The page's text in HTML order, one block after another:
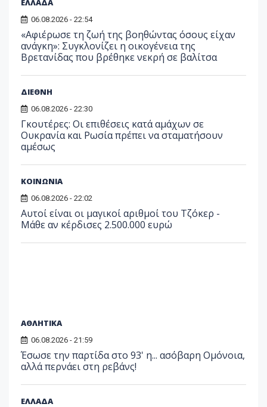
ΕΛΛΑΔΑ
06.08.2026 - 22:54
«Αφιέρωσε τη ζωή της βοηθώντας όσους είχαν
ανάγκη»: Συγκλονίζει η οικογένεια της
Βρετανίδας που βρέθηκε νεκρή σε βαλίτσα
ΔΙΕΘΝΗ
06.08.2026 - 22:30
Γκουτέρες: Οι επιθέσεις κατά αμάχων σε
Ουκρανία και Ρωσία πρέπει να σταματήσουν
αμέσως
ΚΟΙΝΩΝΙΑ
06.08.2026 - 22:02
Αυτοί είναι οι μαγικοί αριθμοί του Τζόκερ -
Μάθε αν κέρδισες 2.500.000 ευρώ
ΑΘΛΗΤΙΚΑ
06.08.2026 - 21:59
Έσωσε την παρτίδα στο 93' η... ασόβαρη Ομόνοια,
αλλά περνάει στη ρεβάνς!
ΕΛΛΑΔΑ